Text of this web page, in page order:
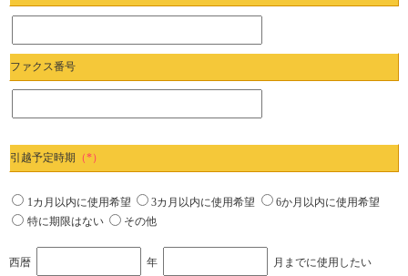
ファクス番号
引越予定時期 （*）
1カ月以内に使用希望 3カ月以内に使用希望
6か月以内に使用希望
特に期限はない
その他
西暦 年 月までに使用したい